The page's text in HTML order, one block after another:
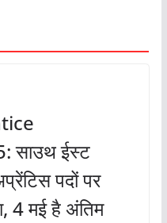
साउथ ईस्ट
पदों पर
4 मई है अंतिम